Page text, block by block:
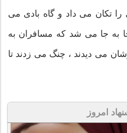
تکان می داد و گاه بادی می
به جا می شد که مسافران به
می دیدند ، چنگ می زدند تا
امروز